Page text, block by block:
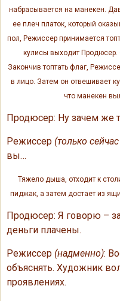
набрасывается на манекен.
ее плеч платок, который
пол, Режиссер принимается
кулисы выходит
Закончив топтать флаг,
в лицо. Затем он отвешивает
что манекен
Продюсер: Ну зачем же
Режиссер (только
вы…
Тяжело дыша, отходит к
пиджак, а затем достает из
Продюсер: Я говорю –
деньги плачены.
Режиссер (надменно):
объяснять. Художник
проявлениях.